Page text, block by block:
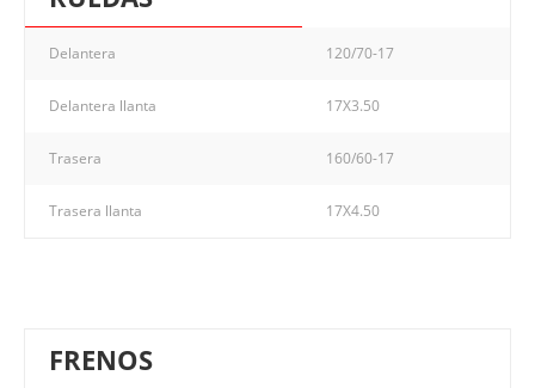
Delantera 120/70-17
Delantera llanta 17X3.50
Trasera 160/60-17
Trasera llanta 17X4.50
FRENOS